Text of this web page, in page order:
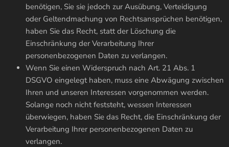
benötigen, Sie sie jedoch zur Ausübung, Verteidigung
oder Geltendmachung von Rechtsansprüchen benötigen,
haben Sie das Recht, statt der Löschung die
Einschränkung der Verarbeitung Ihrer
personenbezogenen Daten zu verlangen.
Wenn Sie einen Widerspruch nach Art. 21 Abs. 1
DSGVO eingelegt haben, muss eine Abwägung zwischen
Ihren und unseren Interessen vorgenommen werden.
Solange noch nicht feststeht, wessen Interessen
überwiegen, haben Sie das Recht, die Einschränkung der
Verarbeitung Ihrer personenbezogenen Daten zu
verlangen.